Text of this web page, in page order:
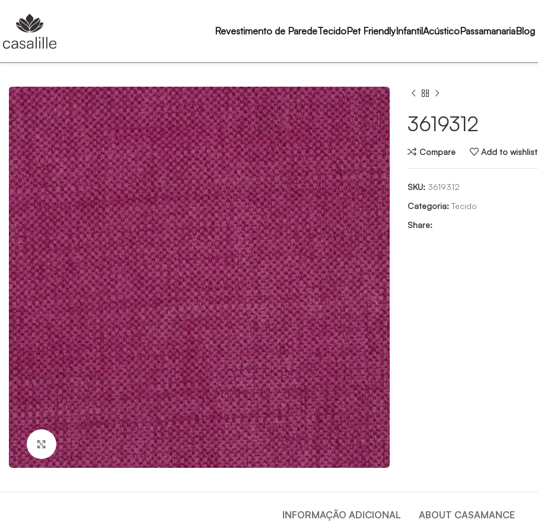
Revestimento de ParedeTecidoPet FriendlyInfantilAcústicoPassamanariaBlog
Click to enlarge
3619312
Compare Add to wishlist
SKU: 3619312
Categoria: Tecido
Share:
INFORMAÇÃO ADICIONAL ABOUT CASAMANCE